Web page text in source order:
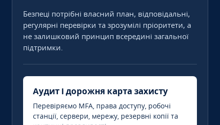
Безпеці потрібні власний план, відповідальні,
регулярні перевірки та зрозумілі пріоритети, а
не залишковий принцип всередині загальної
підтримки.
Аудит і дорожня карта захисту
Перевіряємо MFA, права доступу, робочі
станції, сервери, мережу, резервні копії та